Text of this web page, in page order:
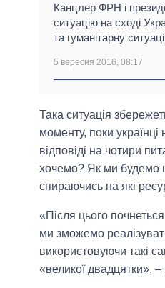
Канцлер ФРН і
ситуацію на сході
та гуманітарну
5 вересня 2016, 08:17
Така ситуація
моменту, поки
відповіді на чотири
хочемо? Як ми будемо
спираючись на які
«Після цього почнеться
ми зможемо
використовуючи такі
«великої двадцятки»,